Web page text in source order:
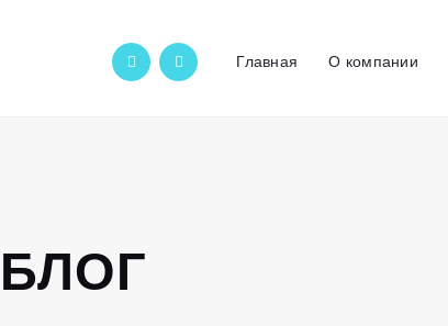
Главная О компании
БЛОГ